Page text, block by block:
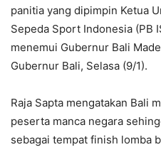
panitia yang dipimpin Ketua
Sepeda Sport Indonesia (PB
menemui Gubernur Bali
Gubernur Bali, Selasa (9/1).
Raja Sapta mengatakan Bali
peserta manca negara
sebagai tempat finish lomba